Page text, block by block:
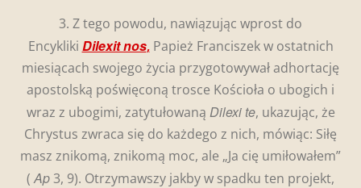
3. Z tego powodu, nawiązując wprost do
Encykliki Dilexit nos,Papież Franciszek w ostatnich
miesiącach swojego życia przygotowywał adhortację
apostolską poświęconą trosce Kościoła o ubogich i
wraz z ubogimi, zatytułowaną Dilexi te, ukazując, że
Chrystus zwraca się do każdego z nich, mówiąc: Siłę
masz znikomą, znikomą moc, ale „Ja cię umiłowałem”
(Ap3, 9). Otrzymawszy jakby w spadku ten projekt,